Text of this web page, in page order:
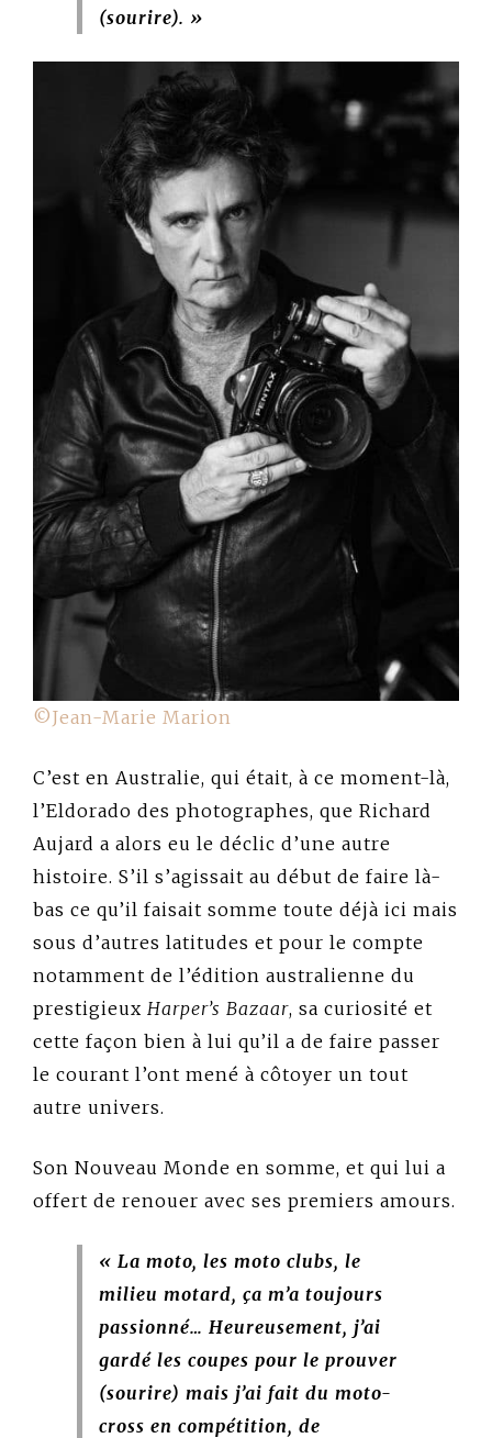
(sourire). »
©Jean-Marie Marion
C’est en Australie, qui était, à ce moment-là,
l’Eldorado des photographes, que Richard
Aujard a alors eu le déclic d’une autre
histoire. S’il s’agissait au début de faire là-
bas ce qu’il faisait somme toute déjà ici mais
sous d’autres latitudes et pour le compte
notamment de l’édition australienne du
prestigieux Harper’s Bazaar, sa curiosité et
cette façon bien à lui qu’il a de faire passer
le courant l’ont mené à côtoyer un tout
autre univers.
Son Nouveau Monde en somme, et qui lui a
offert de renouer avec ses premiers amours.
« La moto, les moto clubs, le
milieu motard, ça m’a toujours
passionné… Heureusement, j’ai
gardé les coupes pour le prouver
(sourire) mais j’ai fait du moto-
cross en compétition, de